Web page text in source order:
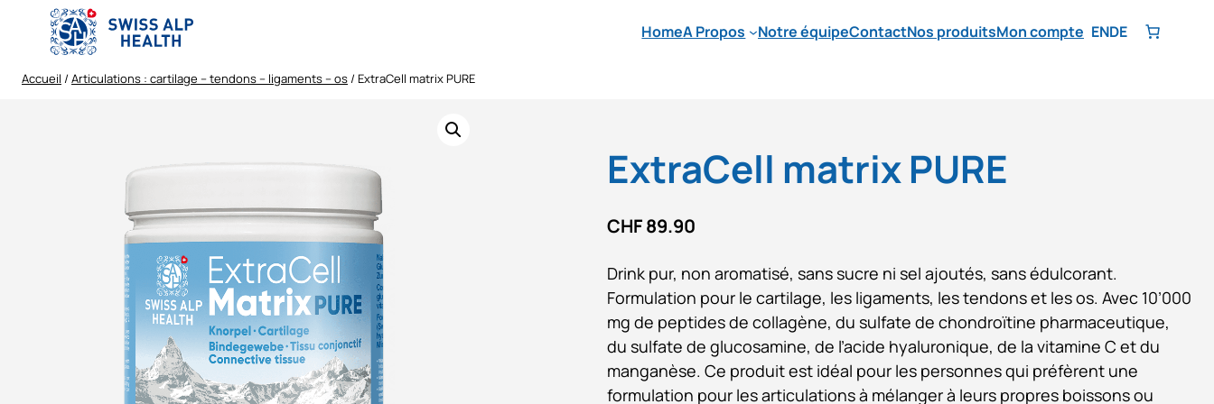
contenu
HomeA Propos Notre équipeContactNos produitsMon compte ENDE
Accueil / Articulations : cartilage – tendons – ligaments – os / ExtraCell matrix PURE
ExtraCell matrix PURE
CHF89.90
Drink pur, non aromatisé, sans sucre ni sel ajoutés, sans édulcorant.
Formulation pour le cartilage, les ligaments, les tendons et les os. Avec 10’000
mg de peptides de collagène, du sulfate de chondroïtine pharmaceutique,
du sulfate de glucosamine, de l’acide hyaluronique, de la vitamine C et du
manganèse. Ce produit est idéal pour les personnes qui préfèrent une
formulation pour les articulations à mélanger à leurs propres boissons ou